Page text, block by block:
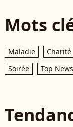
Mots
Maladie Charité
Soirée
Top News